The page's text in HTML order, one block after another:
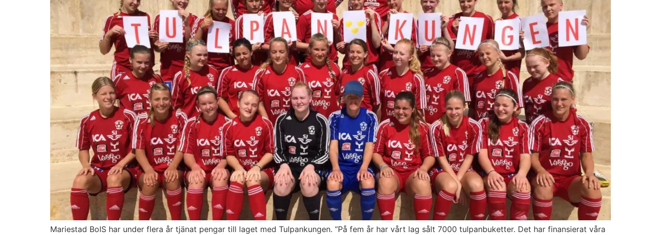
Mariestad BoIS har under flera år tjänat pengar till laget med Tulpankungen. ”På fem år har vårt lag sålt 7000 tulpanbuketter. Det har finansierat våra